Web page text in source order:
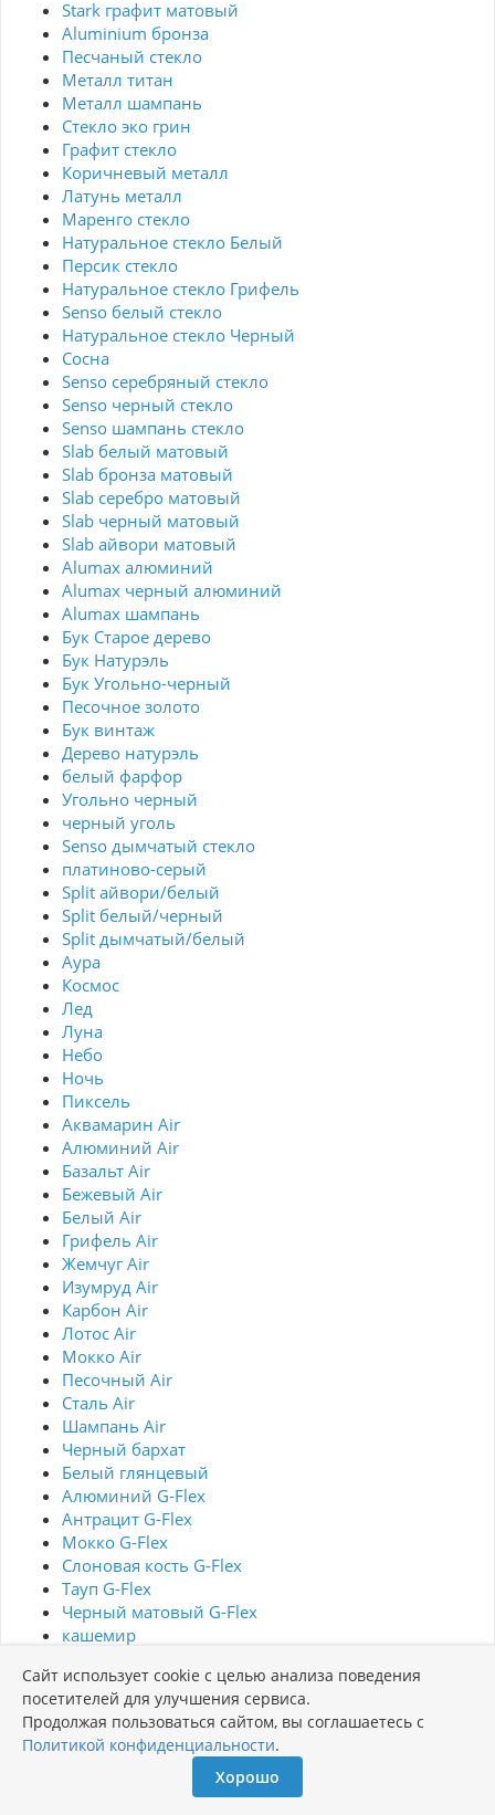
Stark графит матовый
Aluminium бронза
Песчаный стекло
Металл титан
Металл шампань
Стекло эко грин
Графит стекло
Коричневый металл
Латунь металл
Маренго стекло
Натуральное стекло Белый
Персик стекло
Натуральное стекло Грифель
Senso белый стекло
Натуральное стекло Черный
Сосна
Senso серебряный стекло
Senso черный стекло
Senso шампань стекло
Slab белый матовый
Slab бронза матовый
Slab серебро матовый
Slab черный матовый
Slab айвори матовый
Alumax алюминий
Alumax черный алюминий
Alumax шампань
Бук Старое дерево
Бук Натурэль
Бук Угольно-черный
Песочное золото
Бук винтаж
Дерево натурэль
белый фарфор
Угольно черный
черный уголь
Senso дымчатый стекло
платиново-серый
Split айвори/белый
Split белый/черный
Split дымчатый/белый
Аура
Космос
Лед
Луна
Небо
Ночь
Пиксель
Аквамарин Air
Алюминий Air
Базальт Air
Бежевый Air
Белый Air
Грифель Air
Жемчуг Air
Изумруд Air
Карбон Air
Лотос Air
Мокко Air
Песочный Air
Сталь Air
Шампань Air
Черный бархат
Белый глянцевый
Алюминий G-Flex
Антрацит G-Flex
Мокко G-Flex
Слоновая кость G-Flex
Тауп G-Flex
Черный матовый G-Flex
кашемир
Стекло Champagne Gold
Стекло White Glass
Стекло Matt Black Glass
Стекло Matt White Glass
Стекло цвет Гранатовый
Сайт использует cookie с целью анализа поведения
посетителей для улучшения сервиса.
Продолжая пользоваться сайтом, вы соглашаетесь с
Политикой конфиденциальности.
Хорошо